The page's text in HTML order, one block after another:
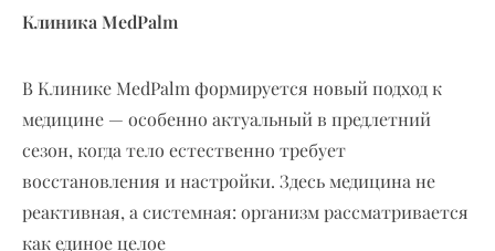
Клиника MedPalm
В Клинике MedPalm формируется новый подход к
медицине — особенно актуальный в предлетний
сезон, когда тело естественно требует
восстановления и настройки. Здесь медицина не
реактивная, а системная: организм рассматривается
как единое целое